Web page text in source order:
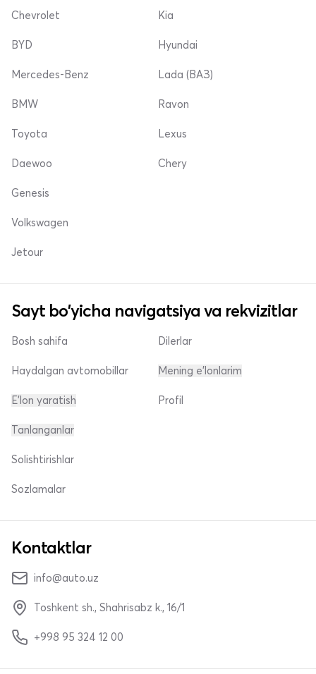
Chevrolet
BYD
Mercedes-Benz
Kia
Hyundai
Lada (ВАЗ)
BMW
Toyota
Daewoo
Ravon
Lexus
Chery
Genesis
Volkswagen
Jetour
Sayt bo'yicha navigatsiya va rekvizitlar
Bosh sahifa
Haydalgan avtomobillar
E'lon yaratish
Dilerlar
Mening e'lonlarim
Profil
Tanlanganlar
Solishtirishlar
Sozlamalar
Kontaktlar
info@auto.uz
Toshkent sh., Shahrisabz k., 16/1
+998 95 324 12 00